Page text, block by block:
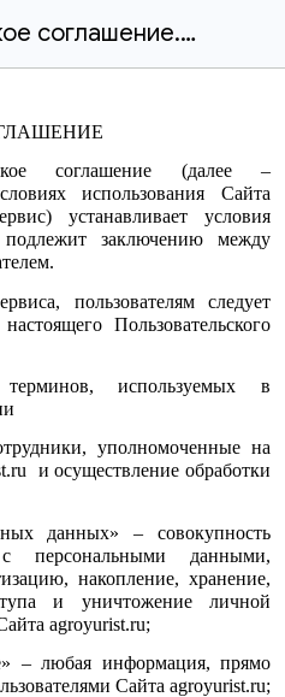
пользовательское соглашение.docx
соглашение (далее –
использования Сайта
устанавливает условия
заключению между
пользователям следует
Пользовательского
используемых в
уполномоченные на
и осуществление обработки
данных» – совокупность
персональными данными,
накопление, хранение,
и уничтожение личной
agroyurist.ru;
– любая информация, прямо
Сайта agroyurist.ru;